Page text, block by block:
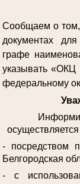
Сообщаем о том,
документах
графе
указывать
федеральному
- посредством
Белгородская
- с